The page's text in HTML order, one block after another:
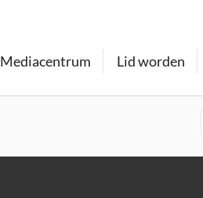
Mediacentrum Lid worden